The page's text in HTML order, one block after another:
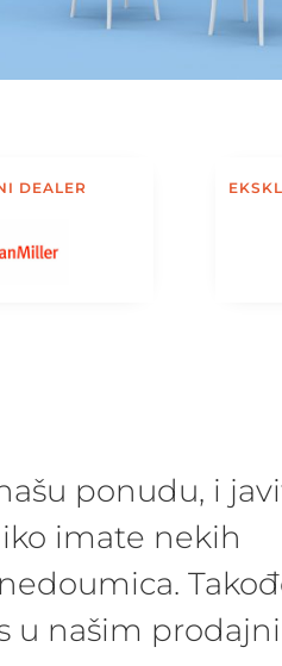
DEALER
ponudu, i
imate nekih
u našim